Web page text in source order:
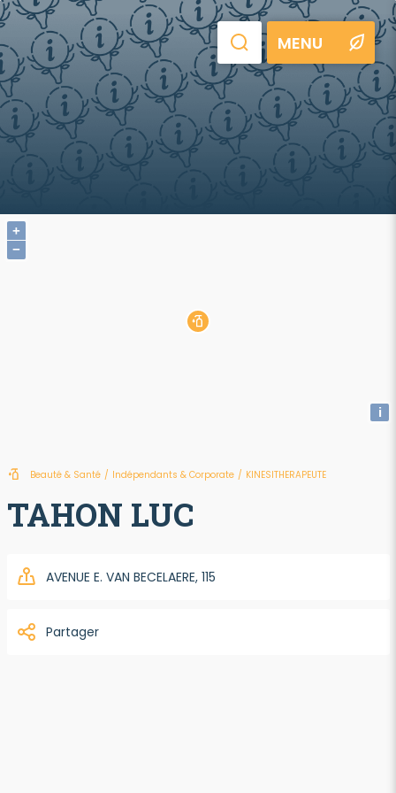
MENU
+
−
i
Beauté & Santé / Indépendants & Corporate / KINESITHERAPEUTE
TAHON LUC
AVENUE E. VAN BECELAERE, 115
Partager